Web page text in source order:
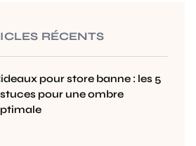
RÉCENTS
pour store banne : les 5
pour une ombre